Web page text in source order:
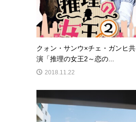
クォン・サンウ×チェ・ガンヒ共
演「推理の女王2～恋の...
2018.11.22